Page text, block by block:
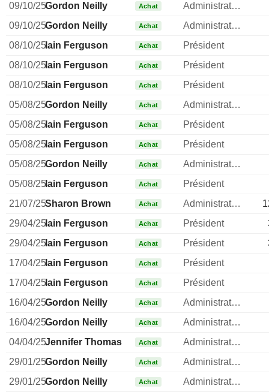
09/10/25Gordon Neilly Achat
Administrateur
09/10/25Gordon Neilly Achat
Administrateur
08/10/25Iain Ferguson Achat
Président
08/10/25Iain Ferguson Achat
Président
08/10/25Iain Ferguson Achat
Président
05/08/25Gordon Neilly Achat
Administrateur
05/08/25Iain Ferguson Achat
Président
05/08/25Iain Ferguson Achat
Président
05/08/25Gordon Neilly Achat
Administrateur
05/08/25Iain Ferguson Achat
Président
21/07/25Sharon Brown Achat Administrateur
29/04/25Iain Ferguson Achat Président
29/04/25Iain Ferguson Achat Président
17/04/25Iain Ferguson Achat
Président
17/04/25Iain Ferguson Achat
Président
16/04/25Gordon Neilly Achat
Administrateur
16/04/25Gordon Neilly Achat
Administrateur
04/04/25Jennifer Thomas Achat
Administrateur
29/01/25Gordon Neilly Achat
Administrateur
29/01/25Gordon Neilly Achat
Administrateur